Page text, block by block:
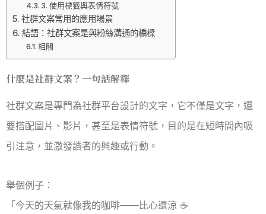
3. 使用標籤與表情符號
社群文案常用的應用場景
結語：社群文案是與粉絲溝通的橋樑
相關
什麼是社群文案？一句話解釋
社群文案是專門為社群平台設計的文字，它不僅是文字，還
要搭配圖片、影片，甚至是表情符號，目的是在短時間內吸
引注意，並激發讀者的興趣或行動。
舉個例子：
「今天的天氣就像我的咖啡——比心還涼 ☕️